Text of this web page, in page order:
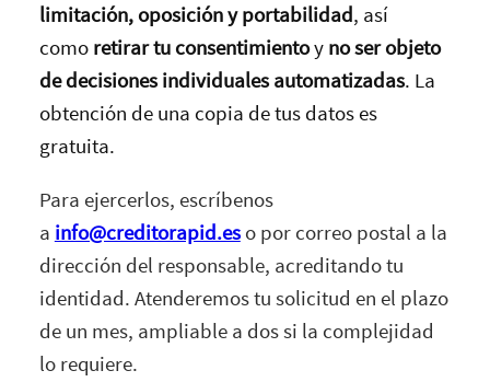
limitación, oposición y portabilidad, así
como retirar tu consentimientoy no ser objeto
de decisiones individuales automatizadas. La
obtención de una copia de tus datos es
gratuita.
Para ejercerlos, escríbenos
a info@creditorapid.eso por correo postal a la
dirección del responsable, acreditando tu
identidad. Atenderemos tu solicitud en el plazo
de un mes, ampliable a dos si la complejidad
lo requiere.